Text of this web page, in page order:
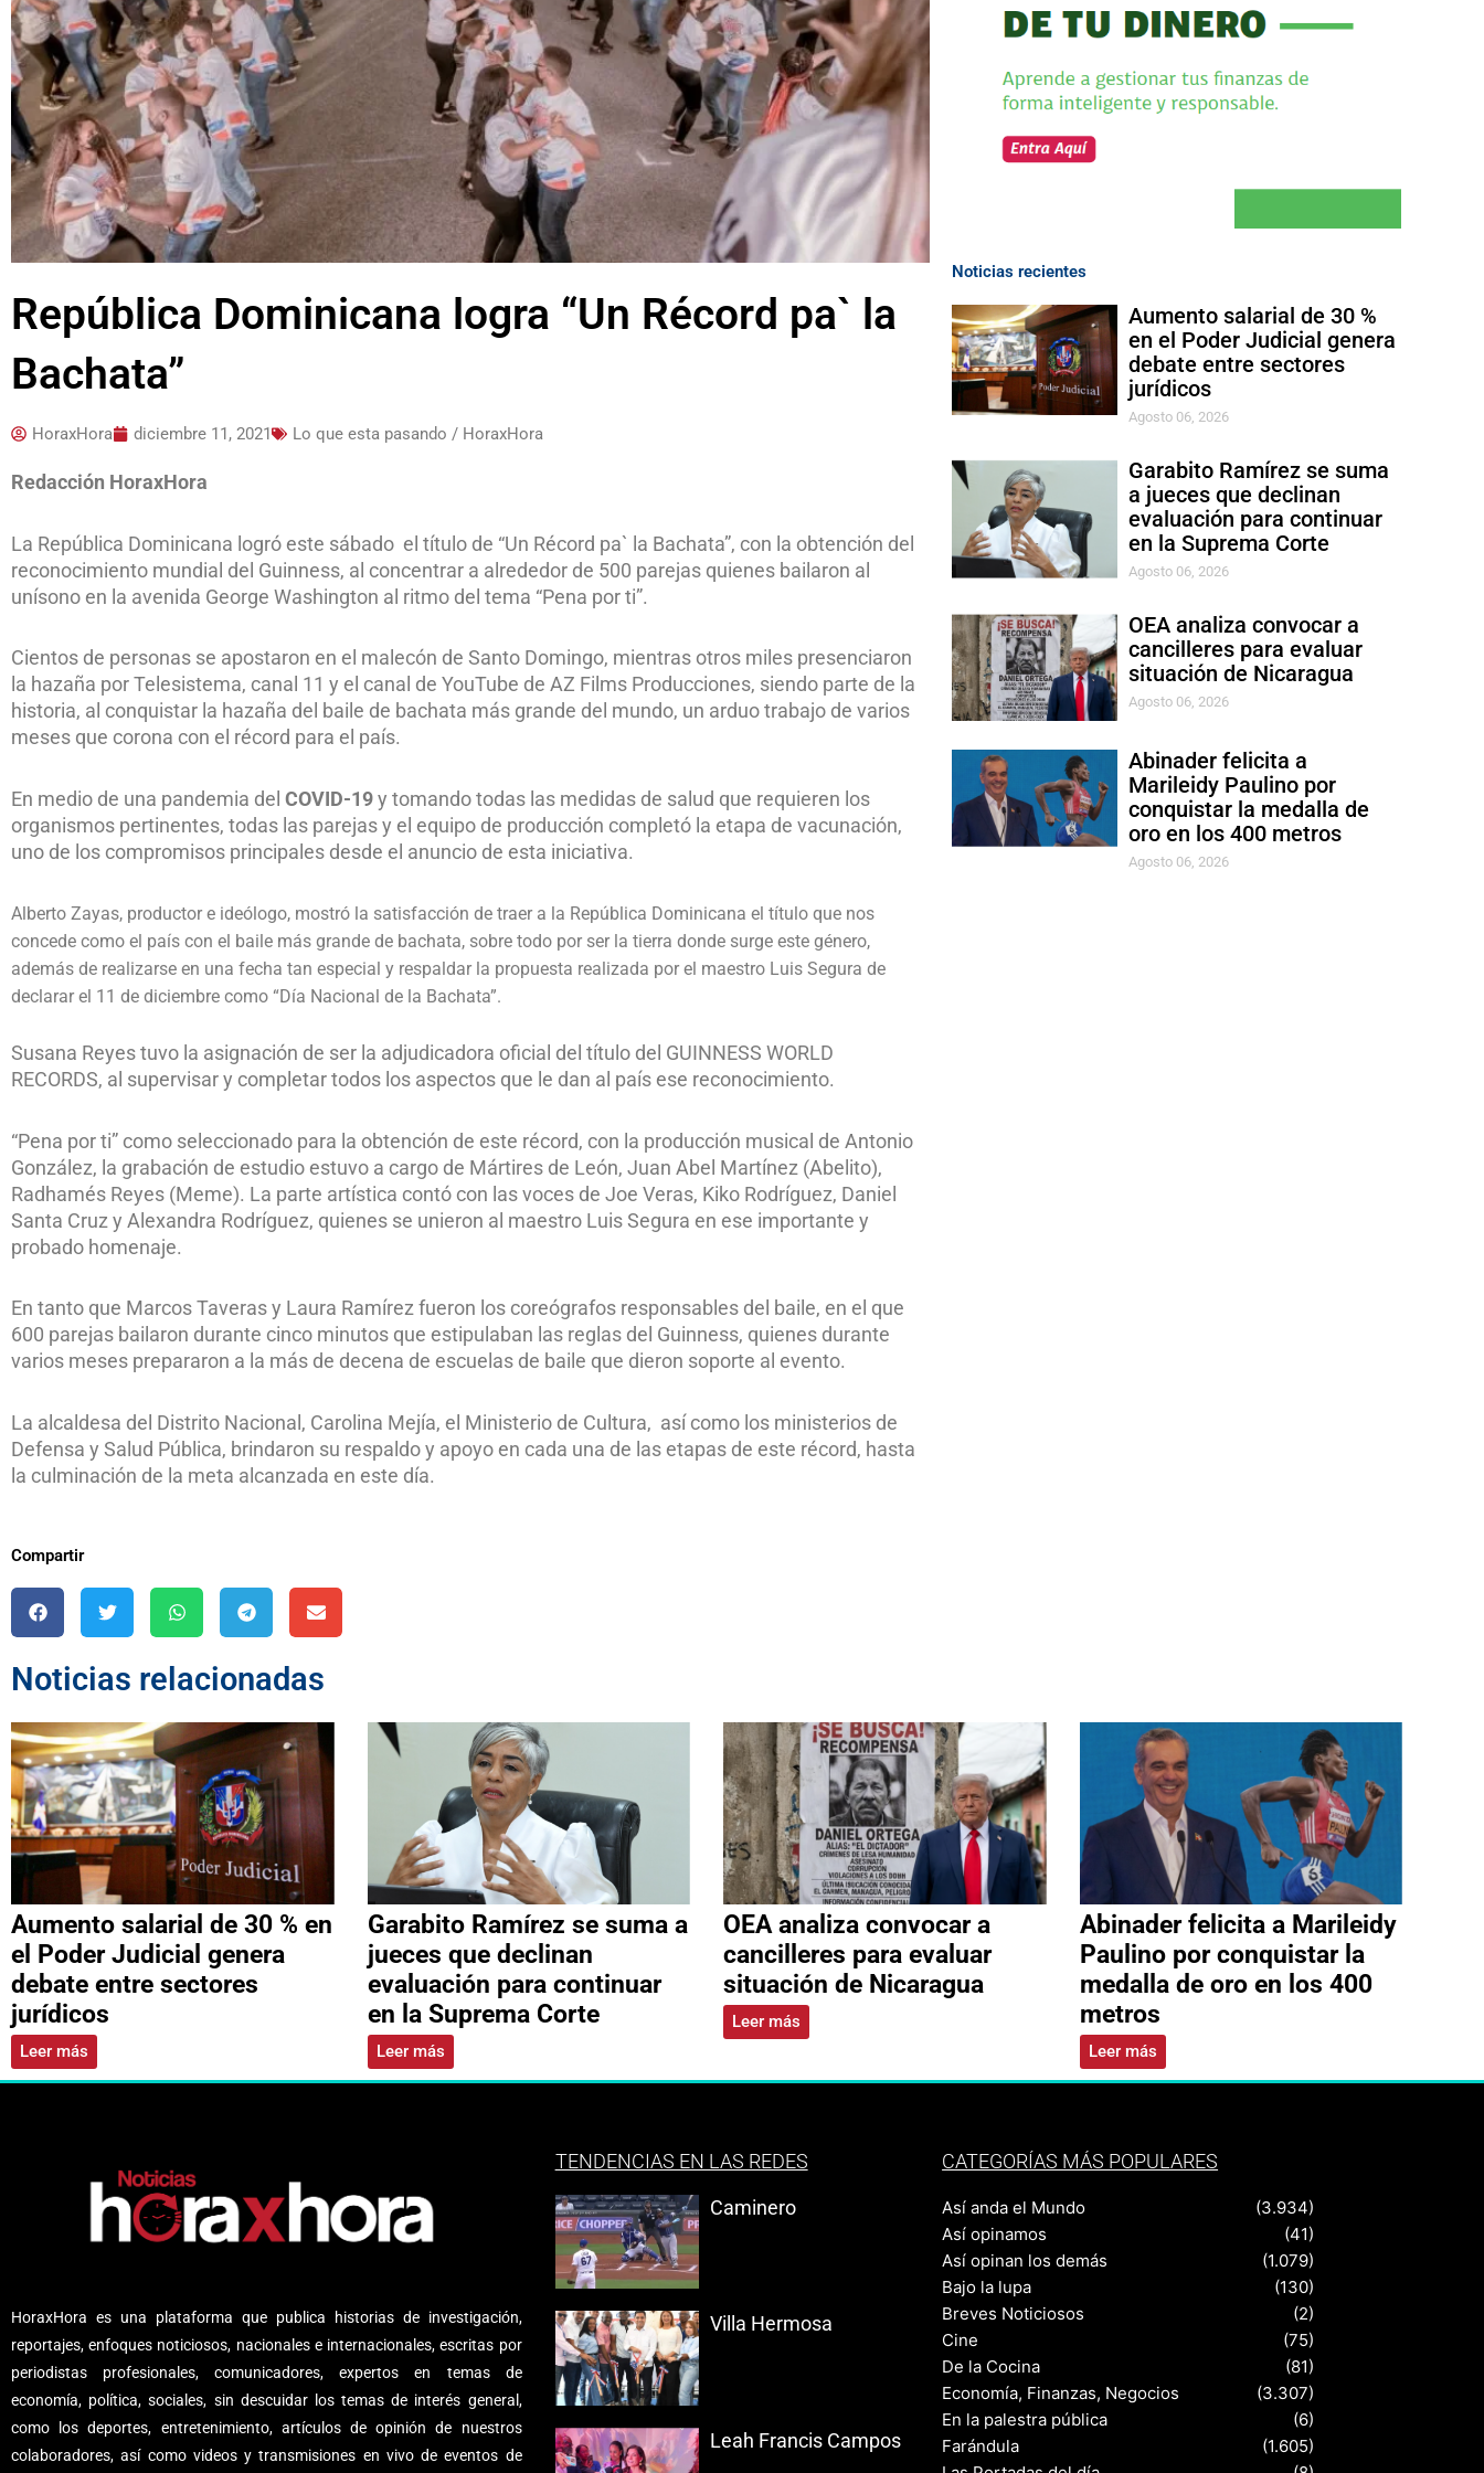
República Dominicana logra “Un Récord pa` la
Bachata”
HoraxHora diciembre 11, 2021 Lo que esta pasando / HoraxHora
Redacción HoraxHora
La República Dominicana logró este sábado el título de “Un Récord pa` la Bachata”, con la obtención del
reconocimiento mundial del Guinness, al concentrar a alrededor de 500 parejas quienes bailaron al
unísono en la avenida George Washington al ritmo del tema “Pena por ti”.
Cientos de personas se apostaron en el malecón de Santo Domingo, mientras otros miles presenciaron
la hazaña por Telesistema, canal 11 y el canal de YouTube de AZ Films Producciones, siendo parte de la
historia, al conquistar la hazaña del baile de bachata más grande del mundo, un arduo trabajo de varios
meses que corona con el récord para el país.
En medio de una pandemia del COVID-19y tomando todas las medidas de salud que requieren los
organismos pertinentes, todas las parejas y el equipo de producción completó la etapa de vacunación,
uno de los compromisos principales desde el anuncio de esta iniciativa.
Alberto Zayas, productor e ideólogo, mostró la satisfacción de traer a la República Dominicana el título que nos
concede como el país con el baile más grande de bachata, sobre todo por ser la tierra donde surge este género,
además de realizarse en una fecha tan especial y respaldar la propuesta realizada por el maestro Luis Segura de
declarar el 11 de diciembre como “Día Nacional de la Bachata”.
Susana Reyes tuvo la asignación de ser la adjudicadora oficial del título del GUINNESS WORLD
RECORDS, al supervisar y completar todos los aspectos que le dan al país ese reconocimiento.
“Pena por ti” como seleccionado para la obtención de este récord, con la producción musical de Antonio
González, la grabación de estudio estuvo a cargo de Mártires de León, Juan Abel Martínez (Abelito),
Radhamés Reyes (Meme). La parte artística contó con las voces de Joe Veras, Kiko Rodríguez, Daniel
Santa Cruz y Alexandra Rodríguez, quienes se unieron al maestro Luis Segura en ese importante y
probado homenaje.
En tanto que Marcos Taveras y Laura Ramírez fueron los coreógrafos responsables del baile, en el que
600 parejas bailaron durante cinco minutos que estipulaban las reglas del Guinness, quienes durante
varios meses prepararon a la más de decena de escuelas de baile que dieron soporte al evento.
La alcaldesa del Distrito Nacional, Carolina Mejía, el Ministerio de Cultura, así como los ministerios de
Defensa y Salud Pública, brindaron su respaldo y apoyo en cada una de las etapas de este récord, hasta
la culminación de la meta alcanzada en este día.
Compartir
Noticias recientes
Aumento salarial de 30 %
en el Poder Judicial genera
debate entre sectores
jurídicos
Agosto 06, 2026
Garabito Ramírez se suma
a jueces que declinan
evaluación para continuar
en la Suprema Corte
Agosto 06, 2026
OEA analiza convocar a
cancilleres para evaluar
situación de Nicaragua
Agosto 06, 2026
Abinader felicita a
Marileidy Paulino por
conquistar la medalla de
oro en los 400 metros
Agosto 06, 2026
Noticias relacionadas
Aumento salarial de 30 % en
el Poder Judicial genera
debate entre sectores
jurídicos
Leer más
Garabito Ramírez se suma a
jueces que declinan
evaluación para continuar
en la Suprema Corte
Leer más
OEA analiza convocar a
cancilleres para evaluar
situación de Nicaragua
Leer más
Abinader felicita a Marileidy
Paulino por conquistar la
medalla de oro en los 400
metros
Leer más
HoraxHora es una plataforma que publica historias de investigación,
reportajes, enfoques noticiosos, nacionales e internacionales, escritas por
periodistas profesionales, comunicadores, expertos en temas de
economía, política, sociales, sin descuidar los temas de interés general,
como los deportes, entretenimiento, artículos de opinión de nuestros
colaboradores, así como videos y transmisiones en vivo de eventos de
TENDENCIAS EN LAS REDES
Caminero
Villa Hermosa
Leah Francis Campos
CATEGORÍAS MÁS POPULARES
Así anda el Mundo
(3.934)
Así opinamos
(41)
Así opinan los demás
(1.079)
Bajo la lupa
(130)
Breves Noticiosos
(2)
Cine
(75)
De la Cocina
(81)
Economía, Finanzas, Negocios
(3.307)
En la palestra pública
(6)
Farándula
(1.605)